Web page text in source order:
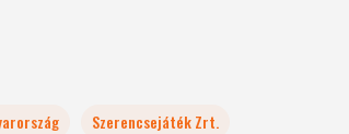
Szerencsejáték Zrt.